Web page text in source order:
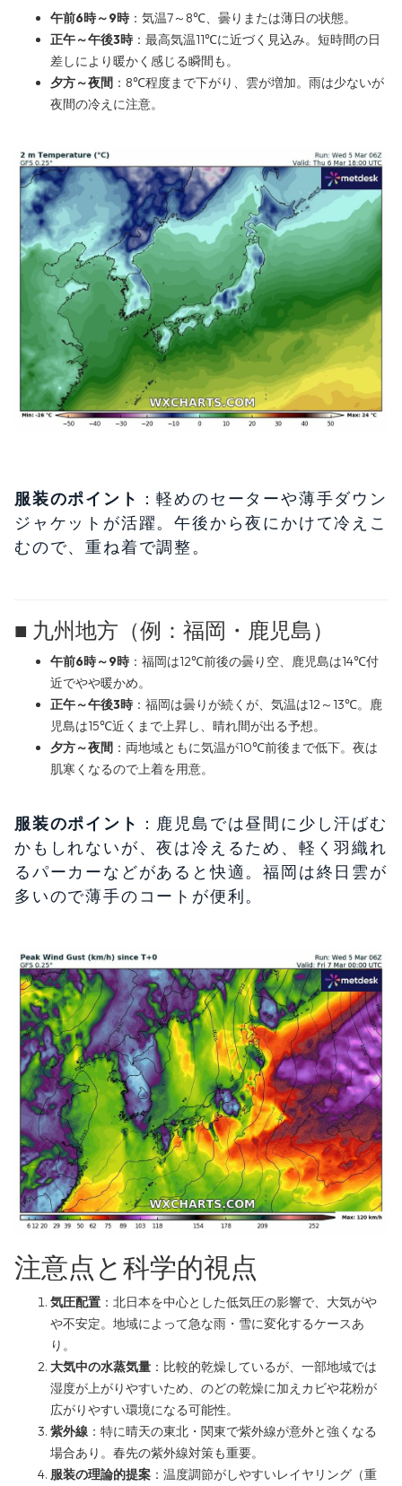
午前6時～9時 ：気温7～8℃、曇りまたは薄日の状態。
正午～午後3時 ：最高気温11℃に近づく見込み。短時間の日
差しにより暖かく感じる瞬間も。
夕方～夜間 ：8℃程度まで下がり、雲が増加。雨は少ないが
夜間の冷えに注意。
服装のポイント ：軽めのセーターや薄手ダウン
ジャケットが活躍。午後から夜にかけて冷えこ
むので、重ね着で調整。
■ 九州地方（例：福岡・鹿児島）
午前6時～9時 ：福岡は12℃前後の曇り空、鹿児島は14℃付
近でやや暖かめ。
正午～午後3時 ：福岡は曇りが続くが、気温は12～13℃。鹿
児島は15℃近くまで上昇し、晴れ間が出る予想。
夕方～夜間 ：両地域ともに気温が10℃前後まで低下。夜は
肌寒くなるので上着を用意。
服装のポイント ：鹿児島では昼間に少し汗ばむ
かもしれないが、夜は冷えるため、軽く羽織れ
るパーカーなどがあると快適。福岡は終日雲が
多いので薄手のコートが便利。
注意点と科学的視点
気圧配置 ：北日本を中心とした低気圧の影響で、大気がや
や不安定。地域によって急な雨・雪に変化するケースあ
り。
大気中の水蒸気量 ：比較的乾燥しているが、一部地域では
湿度が上がりやすいため、のどの乾燥に加えカビや花粉が
広がりやすい環境になる可能性。
紫外線 ：特に晴天の東北・関東で紫外線が意外と強くなる
場合あり。春先の紫外線対策も重要。
服装の理論的提案 ：温度調節がしやすいレイヤリング（重